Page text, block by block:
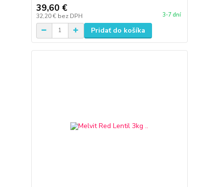
39,60 €
32,20 € bez DPH 3-7 dní
Pridať do košíka